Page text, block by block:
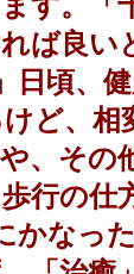
ば良い
」日頃、
ど、相
、その
行の仕
かなっ